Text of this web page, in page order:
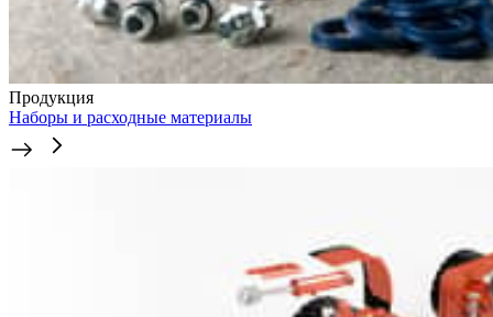
Продукция
Наборы и расходные материалы